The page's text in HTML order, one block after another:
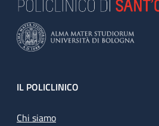
Footer
IL POLICLINICO
Chi siamo